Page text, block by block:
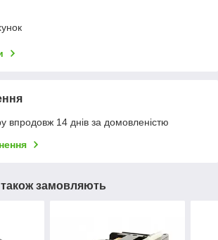
впродовж 14 днів за домовленістю
замовляють